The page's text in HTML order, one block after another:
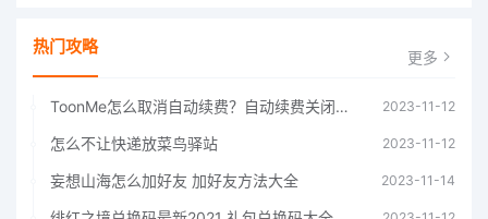
热门攻略 更多
ToonMe怎么取消自动续费？自动续费关闭方法 2023-11-12
怎么不让快递放菜鸟驿站 2023-11-12
妄想山海怎么加好友 加好友方法大全 2023-11-14